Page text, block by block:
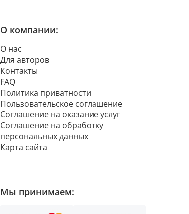
О компании:
О нас
Для авторов
Контакты
FAQ
Политика приватности
Пользовательское соглашение
Соглашение на оказание услуг
Соглашение на обработку
персональных данных
Карта сайта
Мы принимаем: